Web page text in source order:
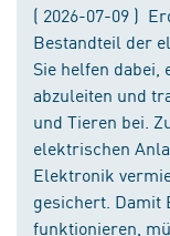
( 2026-07-09 )
Bestandteil der
Sie helfen
abzuleiten und
und Tieren bei.
elektrischen
Elektronik
gesichert. Damit
funktionieren,